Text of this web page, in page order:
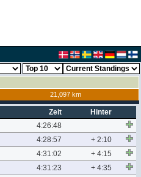
21,097 km
Zeit
Hinter
4:26:48
4:28:57
+ 2:10
4:31:02
+ 4:15
4:31:23
+ 4:35